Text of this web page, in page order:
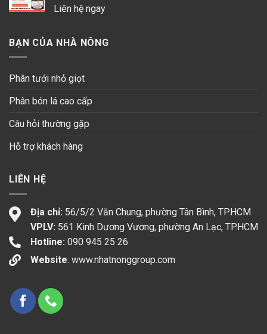
Liên hệ ngay
BẠN CỦA NHÀ NÔNG
Phân tưới nhỏ giọt
Phân bón lá cao cấp
Câu hỏi thường gặp
Hỗ trợ khách hàng
LIÊN HỆ
Địa chỉ: 56/5/2 Văn Chung, phường Tân Bình, TP.HCM
VPLV: 561 Kinh Dương Vương, phường An Lạc, TP.HCM
Hotline: 090 945 25 26
Website: www.nhatnonggroup.com